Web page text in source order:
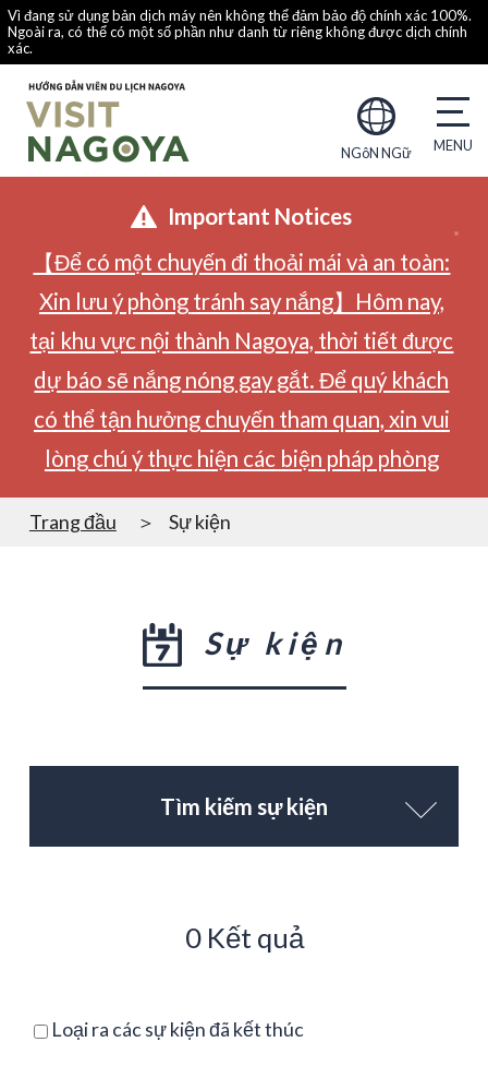
Vì đang sử dụng bản dịch máy nên không thể đảm bảo độ chính xác 100%.
Ngoài ra, có thể có một số phần như danh từ riêng không được dịch chính
xác.
NGôN NGữ
Important Notices
【Để có một chuyến đi thoải mái và an toàn:
Xin lưu ý phòng tránh say nắng】Hôm nay,
tại khu vực nội thành Nagoya, thời tiết được
dự báo sẽ nắng nóng gay gắt. Để quý khách
có thể tận hưởng chuyến tham quan, xin vui
lòng chú ý thực hiện các biện pháp phòng
Trang đầu Sự kiện
Sự kiện
Tìm kiếm sự kiện
0 Kết quả
Loại ra các sự kiện đã kết thúc